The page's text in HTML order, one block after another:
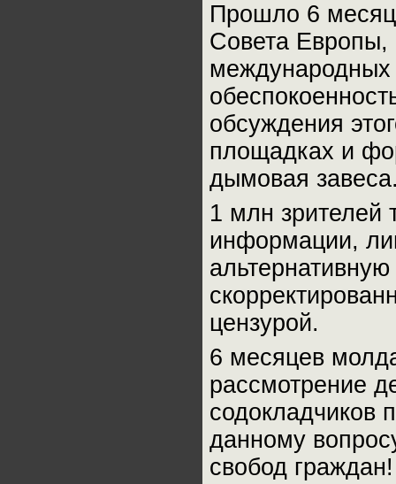
Прошло 6
Совета Европы,
международных
обсуждения
площадках и
дымовая
1 млн зрителей
информации,
цензурой.
6 месяцев
рассмотрение
содокладчиков
данному
свобод граждан!